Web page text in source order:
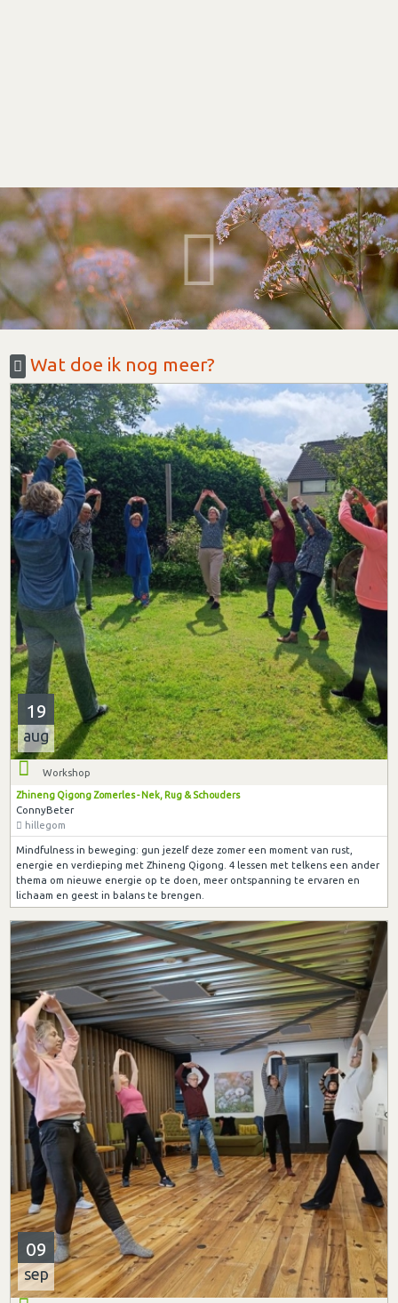
Wat doe ik nog meer?
19
aug
Workshop
Zhineng Qigong Zomerles - Nek, Rug & Schouders
ConnyBeter
hillegom
Mindfulness in beweging: gun jezelf deze zomer een moment van rust,
energie en verdieping met Zhineng Qigong. 4 lessen met telkens een ander
thema om nieuwe energie op te doen, meer ontspanning te ervaren en
lichaam en geest in balans te brengen.
09
sep